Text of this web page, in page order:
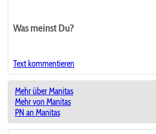
Was meinst Du?
Text kommentieren
Mehr über Manitas
Mehr von Manitas
PN an Manitas